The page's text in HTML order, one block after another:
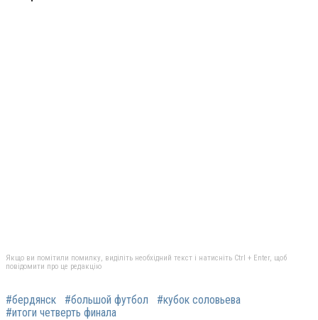
Якщо ви помітили помилку, виділіть необхідний текст і натисніть Ctrl + Enter, щоб
повідомити про це редакцію
#бердянск #большой футбол
#кубок соловьева
#итоги четверть финала